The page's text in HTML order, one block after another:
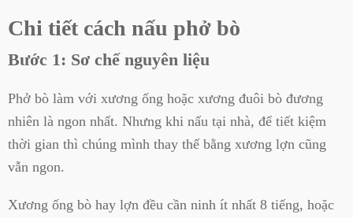
Chi tiết cách nấu phở bò
Bước 1: Sơ chế nguyên liệu
Phở bò làm với xương ống hoặc xương đuôi bò đương
nhiên là ngon nhất. Nhưng khi nấu tại nhà, để tiết kiệm
thời gian thì chúng mình thay thế bằng xương lợn cũng
vẫn ngon.
Xương ống bò hay lợn đều cần ninh ít nhất 8 tiếng, hoặc